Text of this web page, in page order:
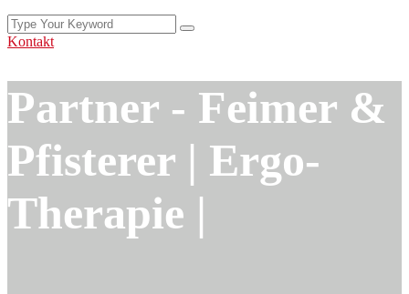
Kontakt
Partner - Feimer &
Pfisterer | Ergo-
Therapie |